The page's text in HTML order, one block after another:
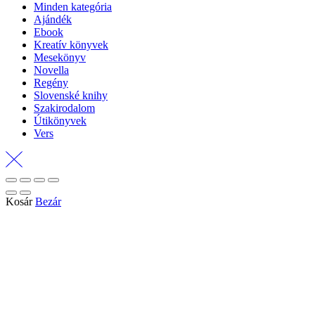
Minden kategória
Ajándék
Ebook
Kreatív könyvek
Mesekönyv
Novella
Regény
Slovenské knihy
Szakirodalom
Útikönyvek
Vers
Kosár Bezár